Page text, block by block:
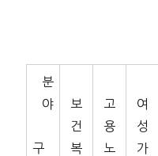
분
야
구
보
건
복
고
용
노
여
성
가